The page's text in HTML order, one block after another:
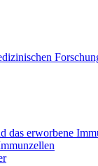
das erworbene